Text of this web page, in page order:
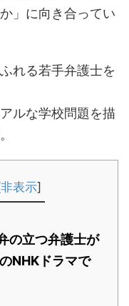
」に向き合ってい
れる若手弁護士を
ルな学校問題を描
非表示]
の立つ弁護士が
NHKドラマで